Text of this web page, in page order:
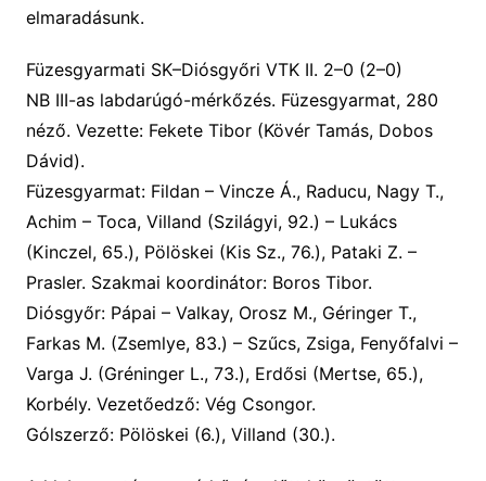
elmaradásunk.
Füzesgyarmati SK–Diósgyőri VTK II. 2–0 (2–0)
NB III-as labdarúgó-mérkőzés. Füzesgyarmat, 280
néző. Vezette: Fekete Tibor (Kövér Tamás, Dobos
Dávid).
Füzesgyarmat: Fildan – Vincze Á., Raducu, Nagy T.,
Achim – Toca, Villand (Szilágyi, 92.) – Lukács
(Kinczel, 65.), Pölöskei (Kis Sz., 76.), Pataki Z. –
Prasler. Szakmai koordinátor: Boros Tibor.
Diósgyőr:Pápai – Valkay, Orosz M., Géringer T.,
Farkas M. (Zsemlye, 83.) – Szűcs, Zsiga, Fenyőfalvi –
Varga J. (Gréninger L., 73.), Erdősi (Mertse, 65.),
Korbély. Vezetőedző: Vég Csongor.
Gólszerző: Pölöskei (6.), Villand (30.).